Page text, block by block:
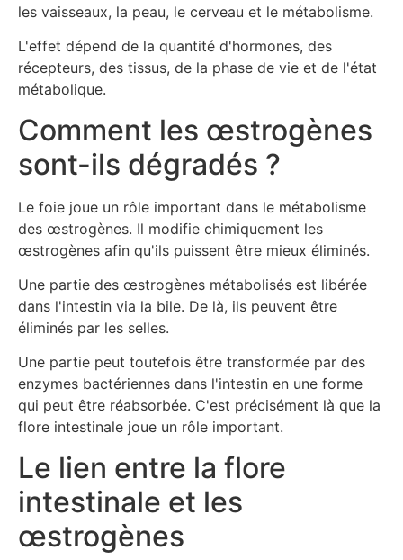
les vaisseaux, la peau, le cerveau et le métabolisme.
L'effet dépend de la quantité d'hormones, des
récepteurs, des tissus, de la phase de vie et de l'état
métabolique.
Comment les œstrogènes
sont-ils dégradés ?
Le foie joue un rôle important dans le métabolisme
des œstrogènes. Il modifie chimiquement les
œstrogènes afin qu'ils puissent être mieux éliminés.
Une partie des œstrogènes métabolisés est libérée
dans l'intestin via la bile. De là, ils peuvent être
éliminés par les selles.
Une partie peut toutefois être transformée par des
enzymes bactériennes dans l'intestin en une forme
qui peut être réabsorbée. C'est précisément là que la
flore intestinale joue un rôle important.
Le lien entre la flore
intestinale et les
œstrogènes